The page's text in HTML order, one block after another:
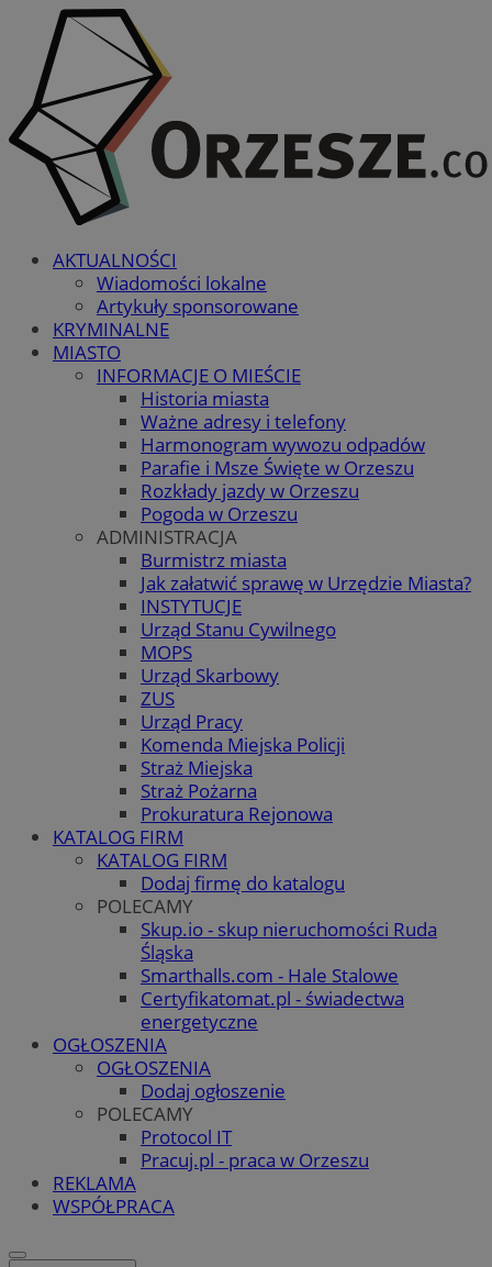
AKTUALNOŚCI
Wiadomości lokalne
Artykuły sponsorowane
KRYMINALNE
MIASTO
INFORMACJE O MIEŚCIE
Historia miasta
Ważne adresy i telefony
Harmonogram wywozu odpadów
Parafie i Msze Święte w Orzeszu
Rozkłady jazdy w Orzeszu
Pogoda w Orzeszu
ADMINISTRACJA
Burmistrz miasta
Jak załatwić sprawę w Urzędzie Miasta?
INSTYTUCJE
Urząd Stanu Cywilnego
MOPS
Urząd Skarbowy
ZUS
Urząd Pracy
Komenda Miejska Policji
Straż Miejska
Straż Pożarna
Prokuratura Rejonowa
KATALOG FIRM
KATALOG FIRM
Dodaj firmę do katalogu
POLECAMY
Skup.io - skup nieruchomości Ruda
Śląska
Smarthalls.com - Hale Stalowe
Certyfikatomat.pl - świadectwa
energetyczne
OGŁOSZENIA
OGŁOSZENIA
Dodaj ogłoszenie
POLECAMY
Protocol IT
Pracuj.pl - praca w Orzeszu
REKLAMA
WSPÓŁPRACA